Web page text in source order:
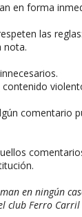
en forma
las reglas:
nota.
comentario
en ningún
Ferro Carril